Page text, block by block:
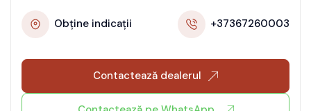
Obține indicații +37367260003
Contactează dealerul